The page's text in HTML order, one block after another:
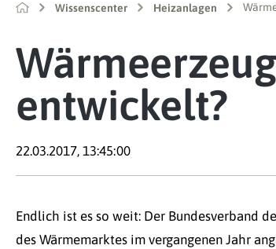
Wissenscenter Heizanlagen
entwickelt?
22.03.2017, 13:45:00
Endlich ist es so weit: Der Bundesverband
des Wärmemarktes im vergangenen Jahr